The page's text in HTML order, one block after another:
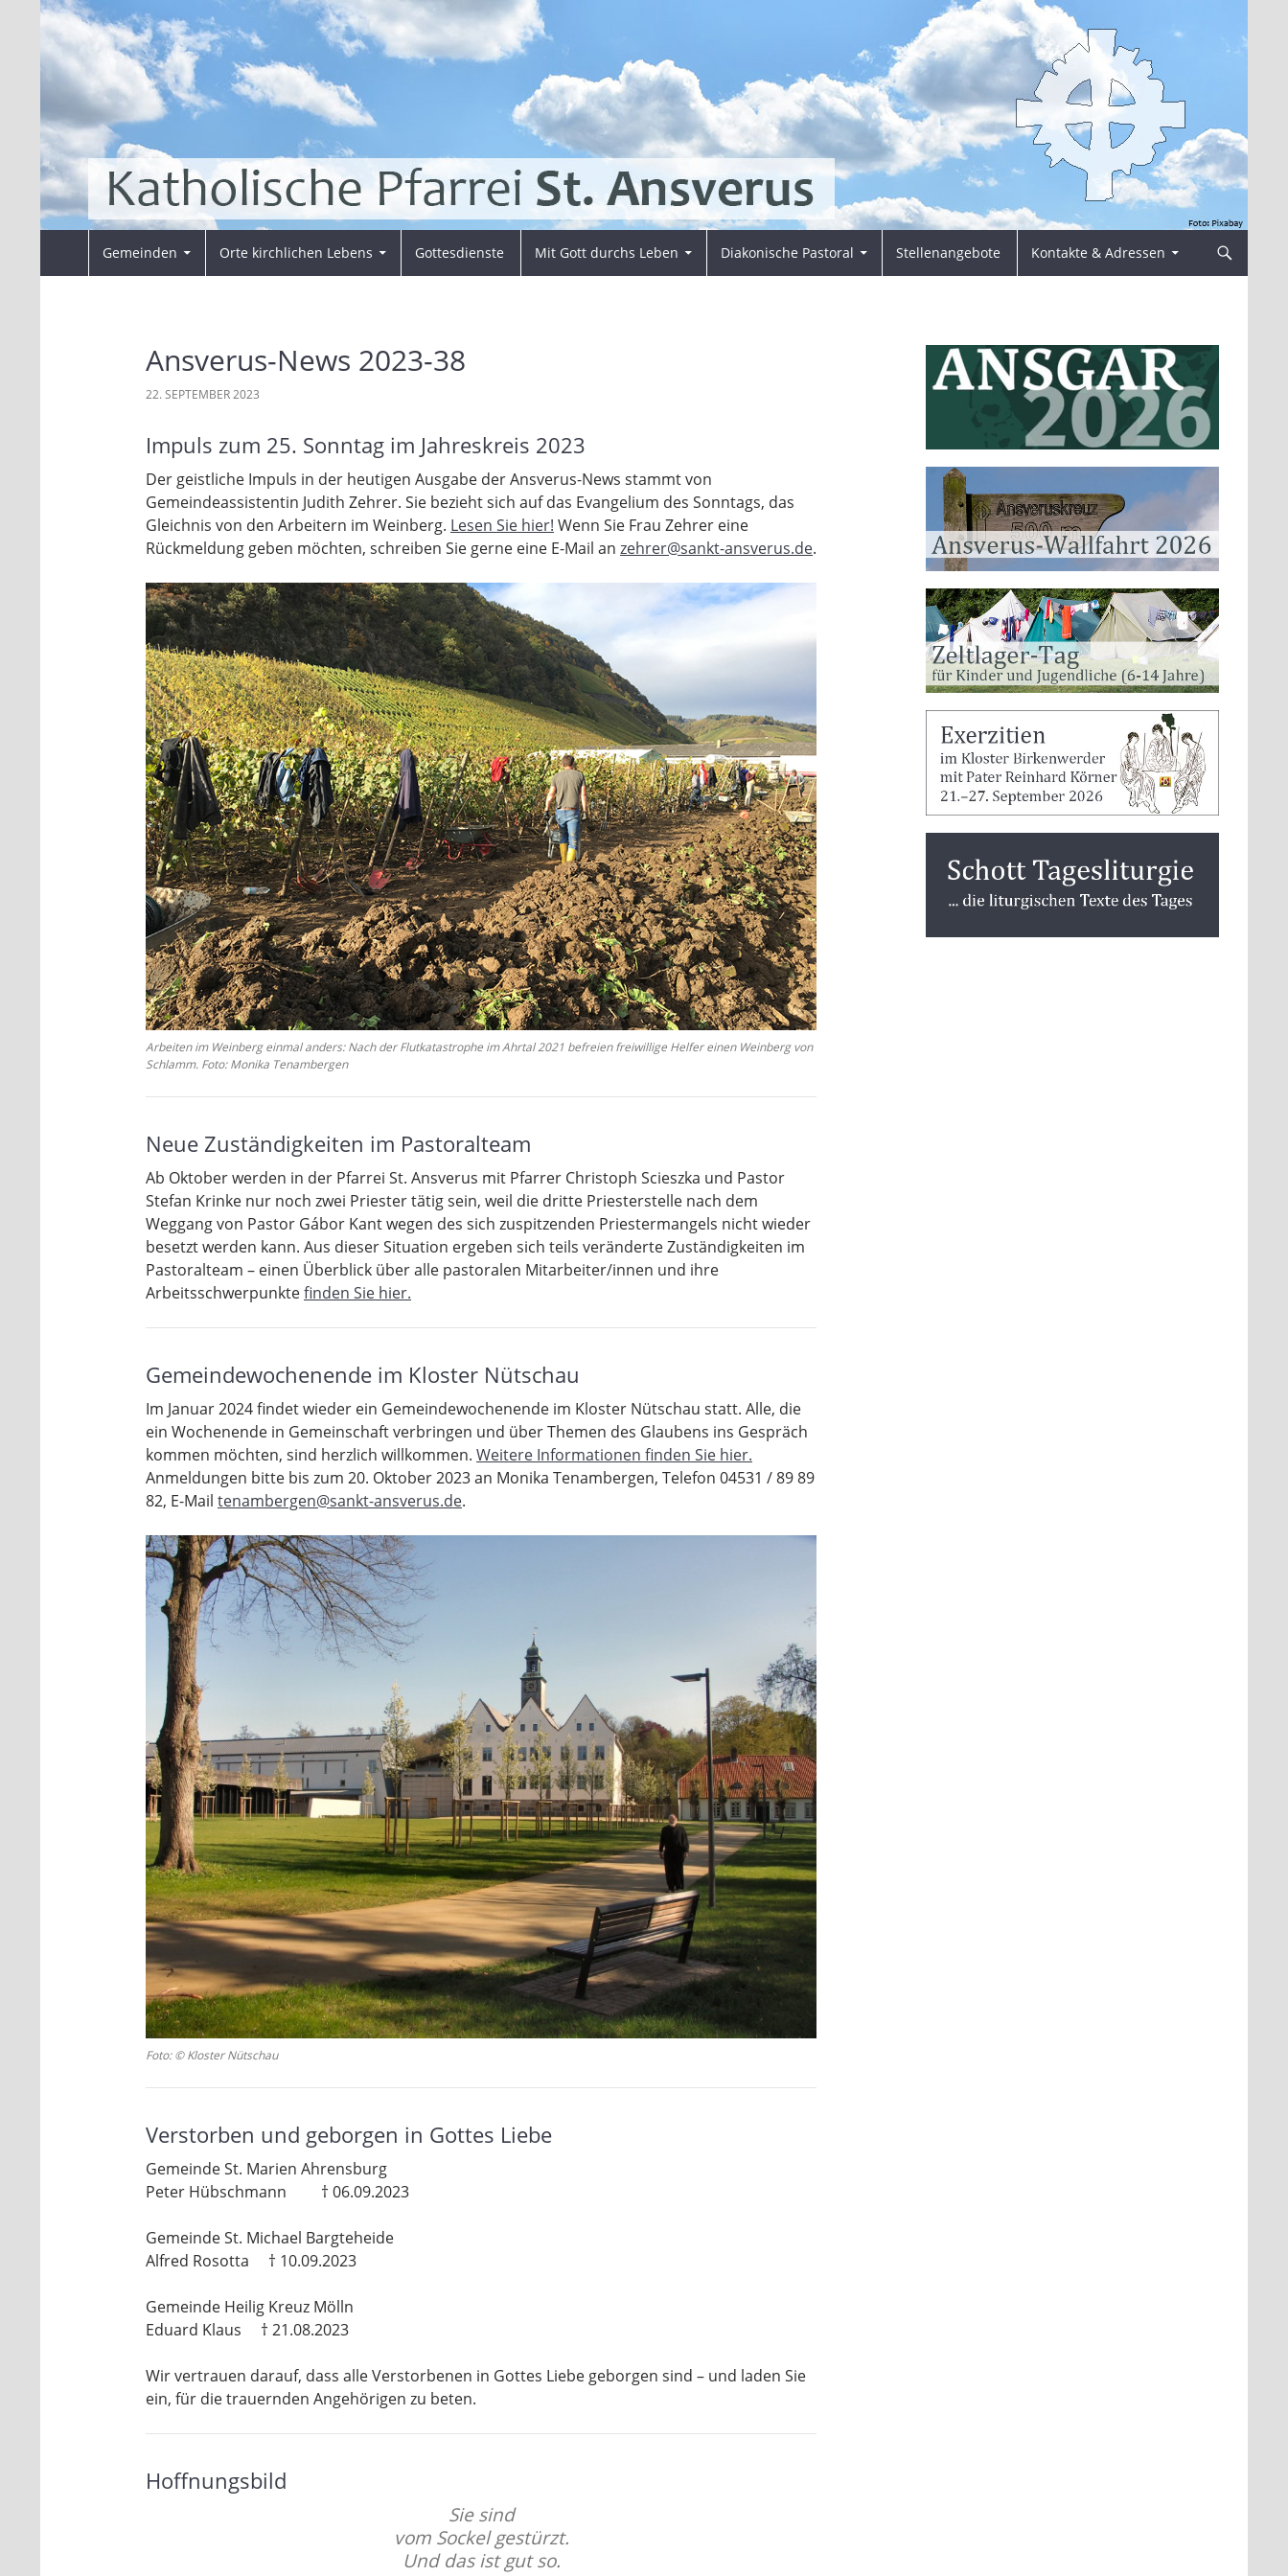
springen
Pfarrei Sankt Ansverus
Gemeinden Orte kirchlichen Lebens Gottesdienste Mit Gott durchs Leben Diakonische Pastoral Stellenangebote Kontakte & Adressen
Ansverus-News 2023-38
22. SEPTEMBER 2023
Impuls zum 25. Sonntag im Jahreskreis 2023
Der geistliche Impuls in der heutigen Ausgabe der Ansverus-News stammt von
Gemeindeassistentin Judith Zehrer. Sie bezieht sich auf das Evangelium des Sonntags, das
Gleichnis von den Arbeitern im Weinberg. Lesen Sie hier! Wenn Sie Frau Zehrer eine
Rückmeldung geben möchten, schreiben Sie gerne eine E-Mail an zehrer@sankt-ansverus.de.
Arbeiten im Weinberg einmal anders: Nach der Flutkatastrophe im Ahrtal 2021 befreien freiwillige Helfer einen Weinberg von
Schlamm. Foto: Monika Tenambergen
Neue Zuständigkeiten im Pastoralteam
Ab Oktober werden in der Pfarrei St. Ansverus mit Pfarrer Christoph Scieszka und Pastor
Stefan Krinke nur noch zwei Priester tätig sein, weil die dritte Priesterstelle nach dem
Weggang von Pastor Gábor Kant wegen des sich zuspitzenden Priestermangels nicht wieder
besetzt werden kann. Aus dieser Situation ergeben sich teils veränderte Zuständigkeiten im
Pastoralteam – einen Überblick über alle pastoralen Mitarbeiter/innen und ihre
Arbeitsschwerpunktefinden Sie hier.
Gemeindewochenende im Kloster Nütschau
Im Januar 2024 findet wieder ein Gemeindewochenende im Kloster Nütschau statt. Alle, die
ein Wochenende in Gemeinschaft verbringen und über Themen des Glaubens ins Gespräch
kommen möchten, sind herzlich willkommen. Weitere Informationen finden Sie hier.
Anmeldungen bitte bis zum 20. Oktober 2023 an Monika Tenambergen, Telefon 04531 / 89 89
82, E-Mail tenambergen@sankt-ansverus.de.
Foto: © Kloster Nütschau
Verstorben und geborgen in Gottes Liebe
Gemeinde St. Marien Ahrensburg
Peter Hübschmann † 06.09.2023
Gemeinde St. Michael Bargteheide
Alfred Rosotta † 10.09.2023
Gemeinde Heilig Kreuz Mölln
Eduard Klaus † 21.08.2023
Wir vertrauen darauf, dass alle Verstorbenen in Gottes Liebe geborgen sind – und laden Sie
ein, für die trauernden Angehörigen zu beten.
Hoffnungsbild
Sie sind
vom Sockel gestürzt.
Und das ist gut so.